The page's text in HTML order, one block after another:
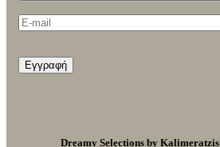
Dreamy Selections by Kalimeratzis